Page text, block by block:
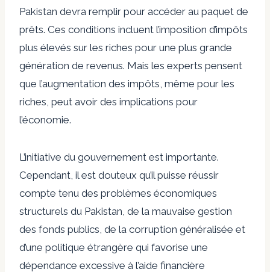
Pakistan devra remplir pour accéder au paquet de
prêts. Ces conditions incluent l’imposition d’impôts
plus élevés sur les riches pour une plus grande
génération de revenus. Mais les experts pensent
que l’augmentation des impôts, même pour les
riches, peut avoir des implications pour
l’économie.
L’initiative du gouvernement est importante.
Cependant, il est douteux qu’il puisse réussir
compte tenu des problèmes économiques
structurels du Pakistan, de la mauvaise gestion
des fonds publics, de la corruption généralisée et
d’une politique étrangère qui favorise une
dépendance excessive à l’aide financière